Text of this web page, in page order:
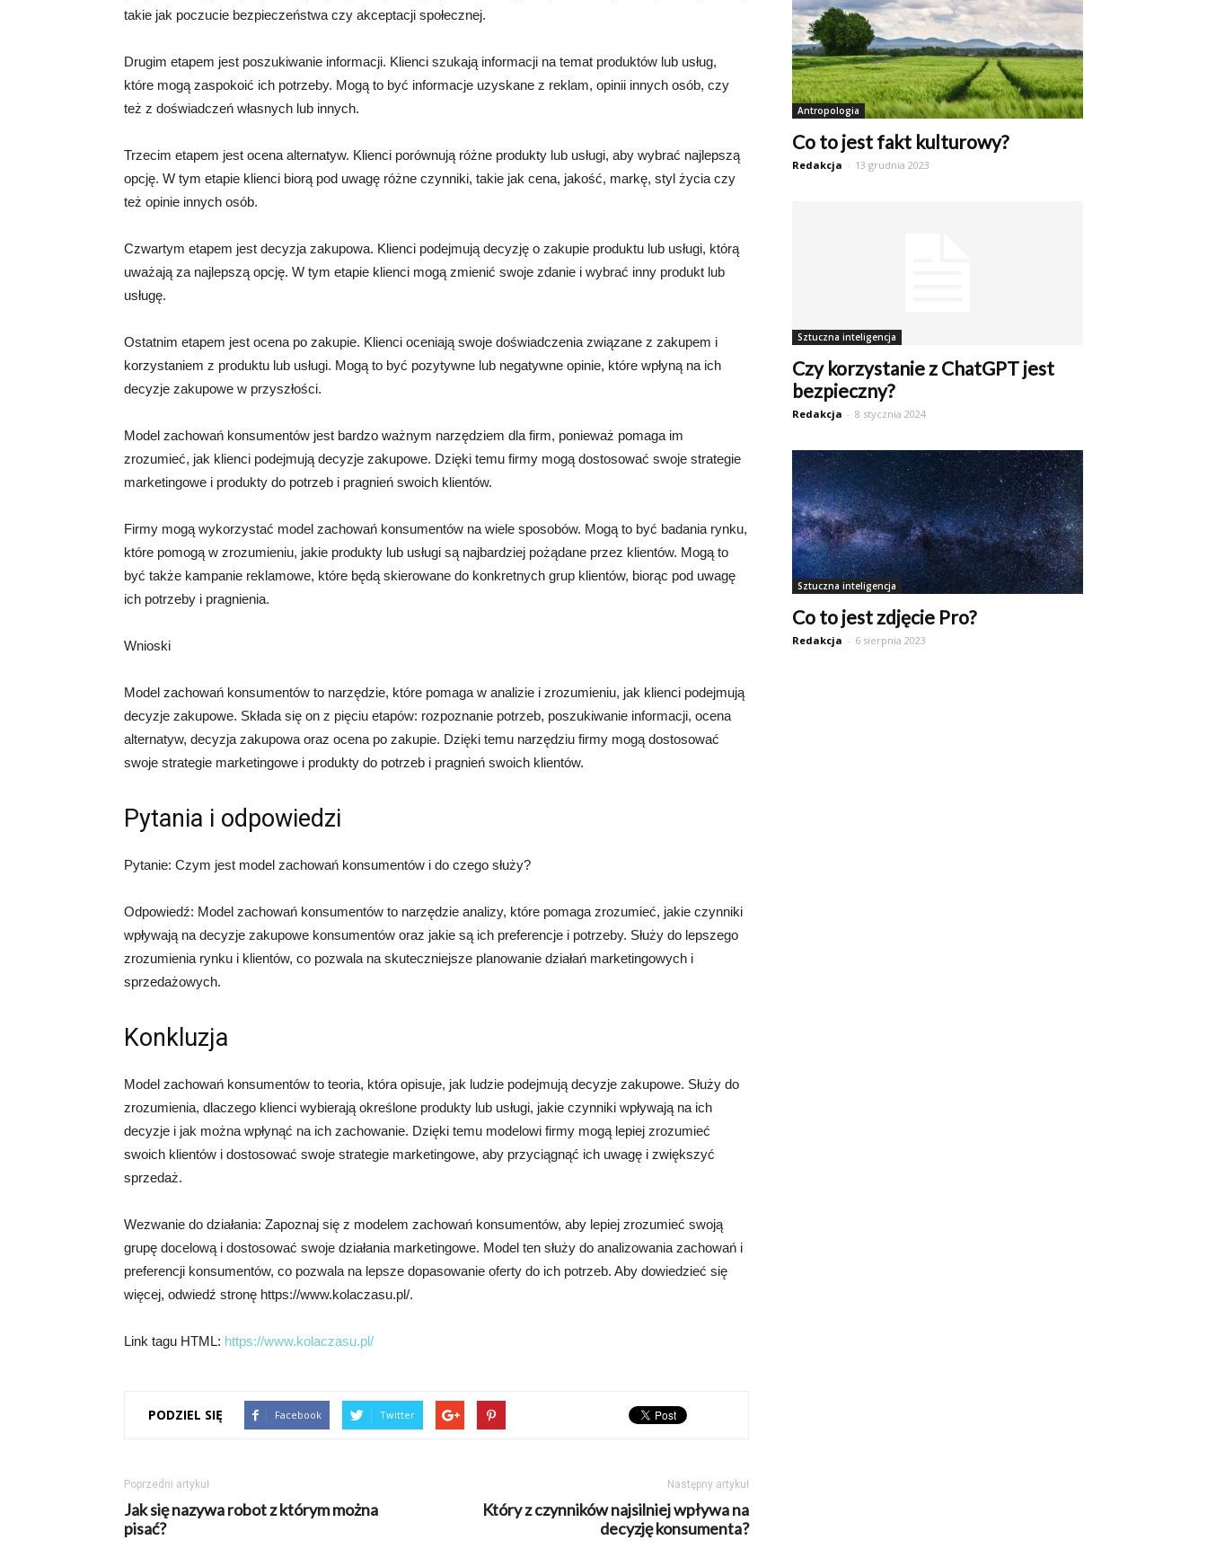
takie jak poczucie bezpieczeństwa czy akceptacji społecznej.
Drugim etapem jest poszukiwanie informacji. Klienci szukają informacji na temat produktów lub usług,
które mogą zaspokoić ich potrzeby. Mogą to być informacje uzyskane z reklam, opinii innych osób, czy
też z doświadczeń własnych lub innych.
Trzecim etapem jest ocena alternatyw. Klienci porównują różne produkty lub usługi, aby wybrać najlepszą
opcję. W tym etapie klienci biorą pod uwagę różne czynniki, takie jak cena, jakość, markę, styl życia czy
też opinie innych osób.
Czwartym etapem jest decyzja zakupowa. Klienci podejmują decyzję o zakupie produktu lub usługi, którą
uważają za najlepszą opcję. W tym etapie klienci mogą zmienić swoje zdanie i wybrać inny produkt lub
usługę.
Ostatnim etapem jest ocena po zakupie. Klienci oceniają swoje doświadczenia związane z zakupem i
korzystaniem z produktu lub usługi. Mogą to być pozytywne lub negatywne opinie, które wpłyną na ich
decyzje zakupowe w przyszłości.
Model zachowań konsumentów jest bardzo ważnym narzędziem dla firm, ponieważ pomaga im
zrozumieć, jak klienci podejmują decyzje zakupowe. Dzięki temu firmy mogą dostosować swoje strategie
marketingowe i produkty do potrzeb i pragnień swoich klientów.
Firmy mogą wykorzystać model zachowań konsumentów na wiele sposobów. Mogą to być badania rynku,
które pomogą w zrozumieniu, jakie produkty lub usługi są najbardziej pożądane przez klientów. Mogą to
być także kampanie reklamowe, które będą skierowane do konkretnych grup klientów, biorąc pod uwagę
ich potrzeby i pragnienia.
Wnioski
Model zachowań konsumentów to narzędzie, które pomaga w analizie i zrozumieniu, jak klienci podejmują
decyzje zakupowe. Składa się on z pięciu etapów: rozpoznanie potrzeb, poszukiwanie informacji, ocena
alternatyw, decyzja zakupowa oraz ocena po zakupie. Dzięki temu narzędziu firmy mogą dostosować
swoje strategie marketingowe i produkty do potrzeb i pragnień swoich klientów.
Pytania i odpowiedzi
Pytanie: Czym jest model zachowań konsumentów i do czego służy?
Odpowiedź: Model zachowań konsumentów to narzędzie analizy, które pomaga zrozumieć, jakie czynniki
wpływają na decyzje zakupowe konsumentów oraz jakie są ich preferencje i potrzeby. Służy do lepszego
zrozumienia rynku i klientów, co pozwala na skuteczniejsze planowanie działań marketingowych i
sprzedażowych.
Konkluzja
Model zachowań konsumentów to teoria, która opisuje, jak ludzie podejmują decyzje zakupowe. Służy do
zrozumienia, dlaczego klienci wybierają określone produkty lub usługi, jakie czynniki wpływają na ich
decyzje i jak można wpłynąć na ich zachowanie. Dzięki temu modelowi firmy mogą lepiej zrozumieć
swoich klientów i dostosować swoje strategie marketingowe, aby przyciągnąć ich uwagę i zwiększyć
sprzedaż.
Wezwanie do działania: Zapoznaj się z modelem zachowań konsumentów, aby lepiej zrozumieć swoją
grupę docelową i dostosować swoje działania marketingowe. Model ten służy do analizowania zachowań i
preferencji konsumentów, co pozwala na lepsze dopasowanie oferty do ich potrzeb. Aby dowiedzieć się
więcej, odwiedź stronę https://www.kolaczasu.pl/.
Link tagu HTML: https://www.kolaczasu.pl/
PODZIEL SIĘ Facebook Twitter
Poprzedni artykuł
Jak się nazywa robot z którym można
pisać?
Następny artykuł
Który z czynników najsilniej wpływa na
decyzję konsumenta?
Antropologia
Co to jest fakt kulturowy?
Redakcja - 13 grudnia 2023
Sztuczna inteligencja
Czy korzystanie z ChatGPT jest
bezpieczny?
Redakcja - 8 stycznia 2024
Sztuczna inteligencja
Co to jest zdjęcie Pro?
Redakcja - 6 sierpnia 2023